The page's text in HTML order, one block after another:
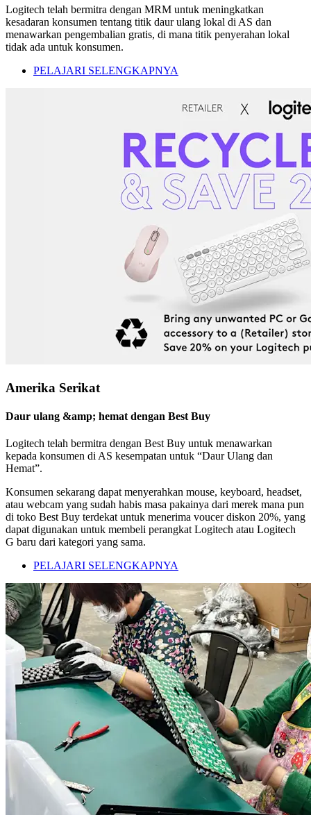
Logitech telah bermitra dengan MRM untuk meningkatkan
kesadaran konsumen tentang titik daur ulang lokal di AS dan
menawarkan pengembalian gratis, di mana titik penyerahan lokal
tidak ada untuk konsumen.
PELAJARI SELENGKAPNYA
Amerika Serikat
Daur ulang &amp; hemat dengan Best Buy
Logitech telah bermitra dengan Best Buy untuk menawarkan
kepada konsumen di AS kesempatan untuk “Daur Ulang dan
Hemat”.
Konsumen sekarang dapat menyerahkan mouse, keyboard, headset,
atau webcam yang sudah habis masa pakainya dari merek mana pun
di toko Best Buy terdekat untuk menerima voucer diskon 20%, yang
dapat digunakan untuk membeli perangkat Logitech atau Logitech
G baru dari kategori yang sama.
PELAJARI SELENGKAPNYA